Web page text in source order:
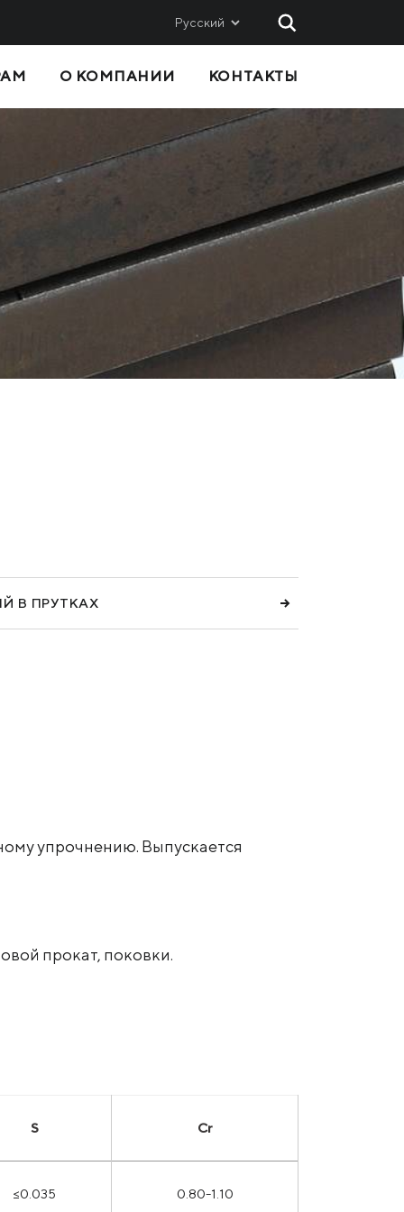
Метинвест-СМЦ
Metinvest International SA
Metinvest Polska
Русский
О КОМПАНИИ КОНТАКТЫ
В ПРУТКАХ
упрочнению. Выпускается
прокат, поковки.
S Cr
≤0.035 0.80-1.10